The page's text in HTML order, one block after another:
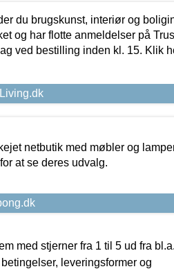
du brugskunst, interiør og
og har flotte anmeldelser på
ved bestilling inden kl. 15. Klik
netbutik med møbler og
at se deres udvalg.
med stjerner fra 1 til 5 ud fra
leveringsformer og